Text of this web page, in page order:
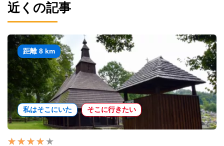
近くの記事
距離 8 km
私はそこにいた そこに行きたい